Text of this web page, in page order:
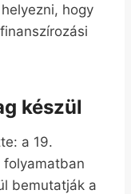
hogy
készül
a 19.
folyamatban
bemutatják a